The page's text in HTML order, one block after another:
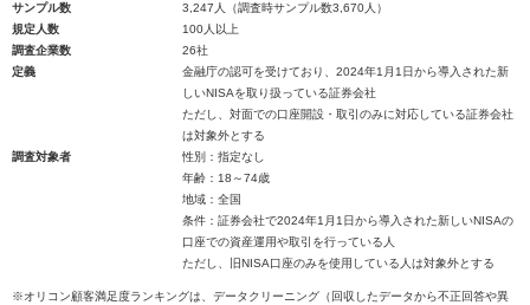
サンプル数
3,247人（調査時サンプル数3,670人）
規定人数
100人以上
調査企業数
26社
定義
金融庁の認可を受けており、2024年1月1日から導入された新
しいNISAを取り扱っている証券会社
ただし、対面での口座開設・取引のみに対応している証券会社
は対象外とする
調査対象者
性別：指定なし
年齢：18～74歳
地域：全国
条件：証券会社で2024年1月1日から導入された新しいNISAの
口座での資産運用や取引を行っている人
ただし、旧NISA口座のみを使用している人は対象外とする
※オリコン顧客満足度ランキングは、データクリーニング（回収したデータから不正回答や異